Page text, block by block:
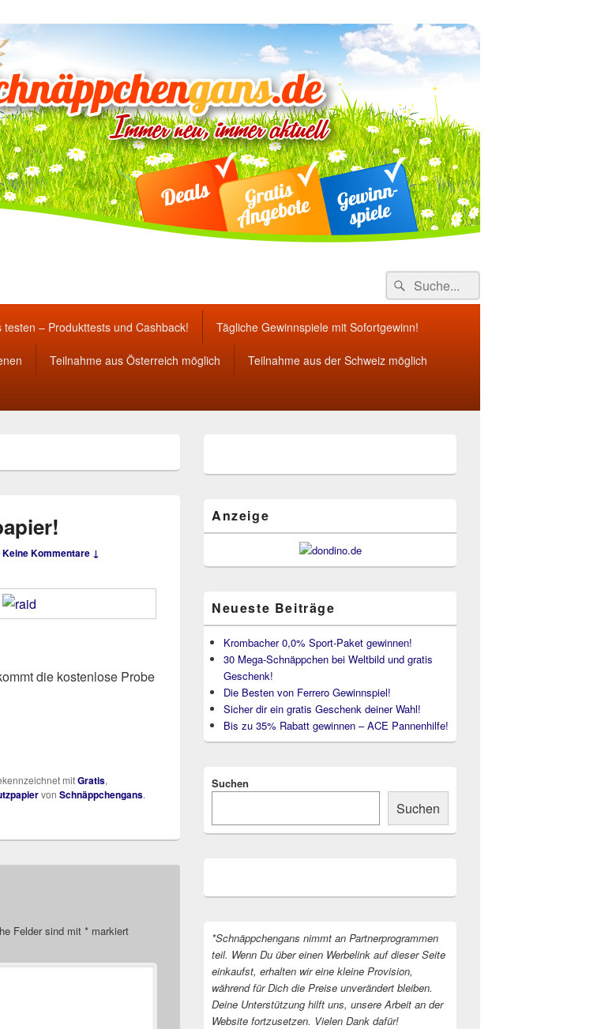
und Angebote
Search
for:
Suche
testen – Produkttests und Cashback! Tägliche Gewinnspiele mit Sofortgewinn!
Teilnahme aus Österreich möglich Teilnahme aus der Schweiz möglich
Keine Kommentare ↓
die kostenlose Probe
mitGratis,
von Schnäppchengans.
Felder sind mit * markiert
Widget-
Anzeige
Neueste Beiträge
Krombacher 0,0% Sport-Paket gewinnen!
30 Mega-Schnäppchen bei Weltbild und gratis
Geschenk!
Die Besten von Ferrero Gewinnspiel!
Sicher dir ein gratis Geschenk deiner Wahl!
Bis zu 35% Rabatt gewinnen – ACE Pannenhilfe!
Suchen
Suchen
*Schnäppchengans nimmt an Partnerprogrammen
teil. Wenn Du über einen Werbelink auf dieser Seite
einkaufst, erhalten wir eine kleine Provision,
während für Dich die Preise unverändert bleiben.
Deine Unterstützung hilft uns, unsere Arbeit an der
Website fortzusetzen. Vielen Dank dafür!